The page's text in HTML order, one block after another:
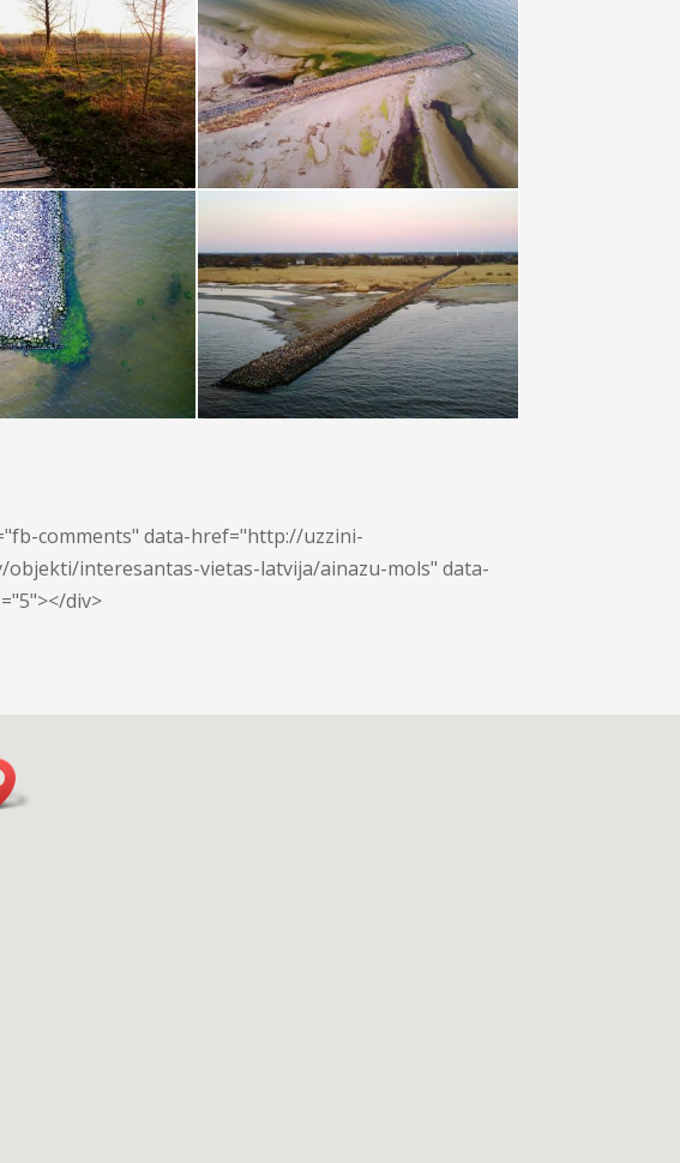
comments" data-href="http://uzzini-
objekti/interesantas-vietas-latvija/ainazu-mols" data-
div>